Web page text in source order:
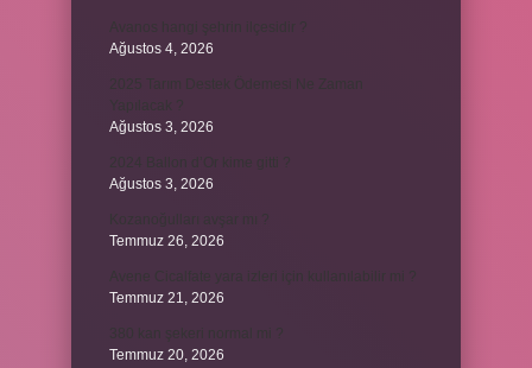
Ağustos 4, 2026
Ağustos 3, 2026
Ağustos 3, 2026
Temmuz 26, 2026
Temmuz 21, 2026
Temmuz 20, 2026